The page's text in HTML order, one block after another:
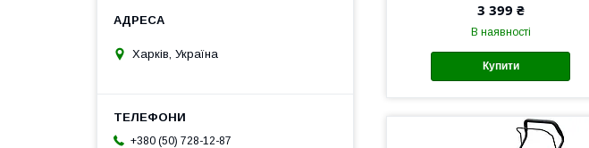
3 399 ₴
В наявності
Купити
Харків, Україна
+380 (50) 728-12-87